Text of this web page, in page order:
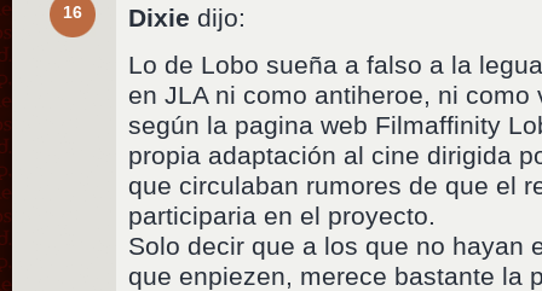
16 Dixie dijo:
Lo de Lobo sueña a falso a la
en JLA ni como antiheroe, ni como
según la pagina web Filmaffinity
propia adaptación al cine dirigida
que circulaban rumores de que el
participaria en el proyecto.
Solo decir que a los que no hayan
que enpiezen, merece bastante la